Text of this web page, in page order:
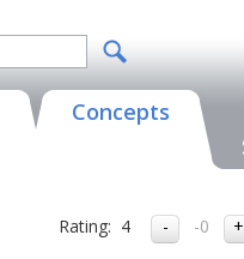
Concepts
Rating: 4 -0